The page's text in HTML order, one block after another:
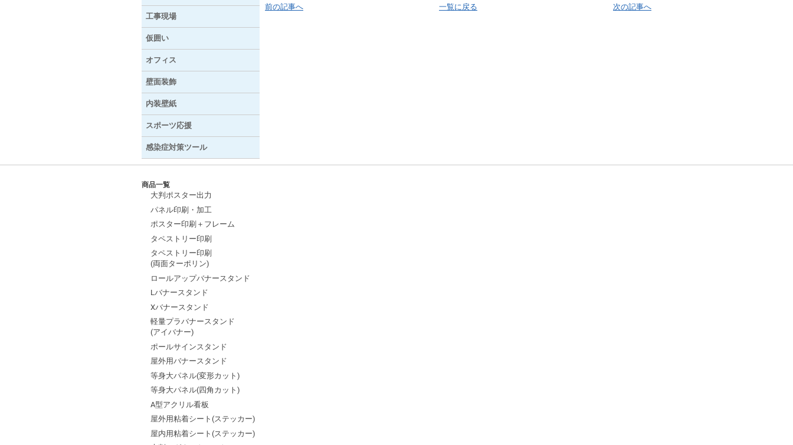
前の記事へ 一覧に戻る 次の記事へ
工事現場
仮囲い
オフィス
壁面装飾
内装壁紙
スポーツ応援
感染症対策ツール
商品一覧
大判ポスター出力
パネル印刷・加工
ポスター印刷＋フレーム
タペストリー印刷
タペストリー印刷
(両面ターポリン)
ロールアップバナースタンド
Lバナースタンド
Xバナースタンド
軽量プラバナースタンド
(アイバナー)
ポールサインスタンド
屋外用バナースタンド
等身大パネル(変形カット)
等身大パネル(四角カット)
A型アクリル看板
屋外用粘着シート(ステッカー)
屋内用粘着シート(ステッカー)